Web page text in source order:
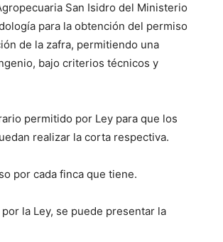
San Isidro del Ministerio
para la obtención del permiso
de la zafra, permitiendo una
bajo criterios técnicos y
permitido por Ley para que los
realizar la corta respectiva.
por cada finca que tiene.
la Ley, se puede presentar la